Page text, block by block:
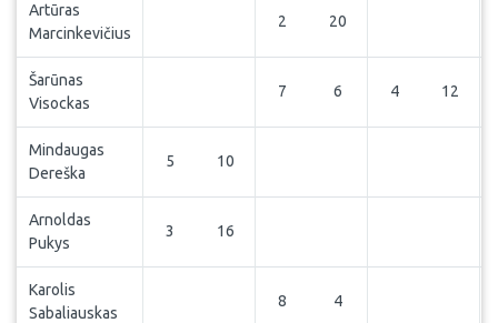
Artūras
Marcinkevičius
2 20
Šarūnas
Visockas
7 6 4 12
Mindaugas
Dereška
5 10
Arnoldas
Pukys
3 16
Karolis
Sabaliauskas
8 4